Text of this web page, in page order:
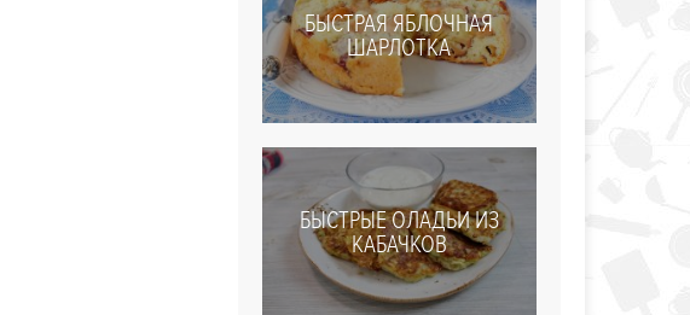
БЫСТРАЯ ЯБЛОЧНАЯ
ШАРЛОТКА
БЫСТРЫЕ ОЛАДЬИ ИЗ
КАБАЧКОВ